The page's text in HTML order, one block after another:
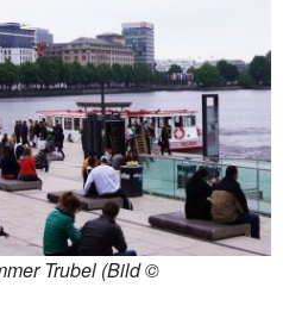
Trubel (Bild ©